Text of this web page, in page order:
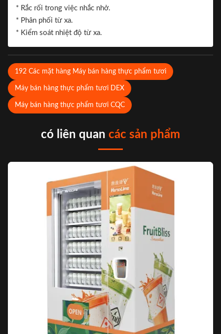
* Rắc rối trong việc nhắc nhở.
* Phân phối từ xa.
* Kiểm soát nhiệt độ từ xa.
192 Các mặt hàng Máy bán hàng thực phẩm tươi
Máy bán hàng thực phẩm tươi DEX
Máy bán hàng thực phẩm tươi CQC
có liên quan các sản phẩm